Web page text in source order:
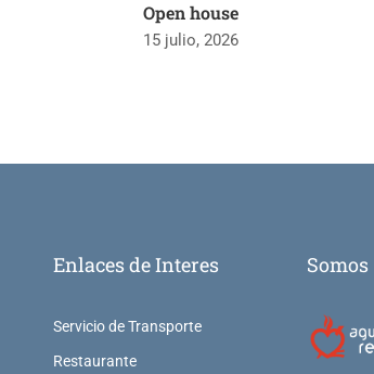
Open house
15 julio, 2026
Enlaces de Interes
Servicio de Transporte
Restaurante
Somos